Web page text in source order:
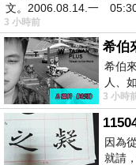
文。2006.08.14.一
3 小時前
希伯
希伯
人、
去容
3 小時
因為
就請